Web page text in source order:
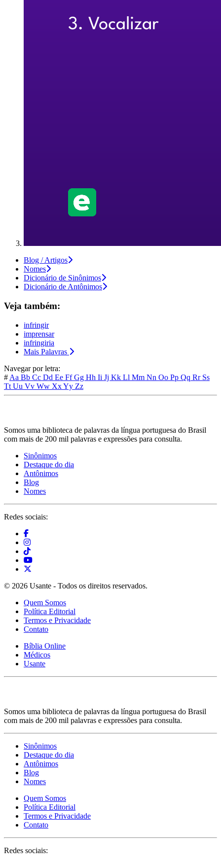
Blog / Artigos
Nomes
Dicionário de Sinônimos
Dicionário de Antônimos
Veja também:
infringir
imprensar
infringiria
Mais Palavras
Navegar por letra:
# Aa Bb Cc Dd Ee FfGg Hh Ii Jj Kk Ll Mm Nn Oo Pp Qq Rr Ss
Tt Uu Vv Ww XxYy Zz
Somos uma biblioteca de palavras da língua portuguesa do Brasil
com mais de 200 mil palavras e expressões para consulta.
Sinônimos
Destaque do dia
Antônimos
Blog
Nomes
Redes sociais:
© 2026 Usante - Todos os direitos reservados.
Quem Somos
Política Editorial
Termos e Privacidade
Contato
Bíblia Online
Médicos
Usante
Somos uma biblioteca de palavras da língua portuguesa do Brasil
com mais de 200 mil palavras e expressões para consulta.
Sinônimos
Destaque do dia
Antônimos
Blog
Nomes
Quem Somos
Política Editorial
Termos e Privacidade
Contato
Redes sociais: